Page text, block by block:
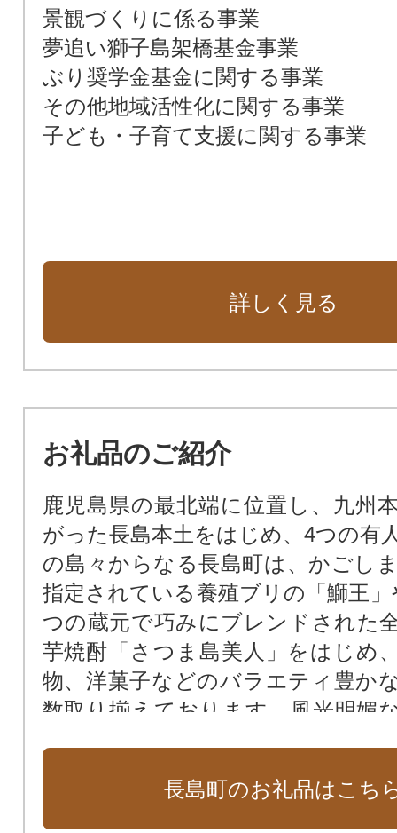
景観づくりに係る事業
夢追い獅子島架橋基金事業
ぶり奨学金基金に関する事業
その他地域活性化に関する事業
子ども・子育て支援に関する事業
詳しく見る
お礼品のご紹介
鹿児島県の最北端に位置し、九州
がった長島本土をはじめ、4つの有
の島々からなる長島町は、かごし
指定されている養殖ブリの「鰤王
つの蔵元で巧みにブレンドされた
芋焼酎「さつま島美人」をはじめ
物、洋菓子などのバラエティ豊か
数取り揃えております。風光明媚
長島町のお礼品はこち